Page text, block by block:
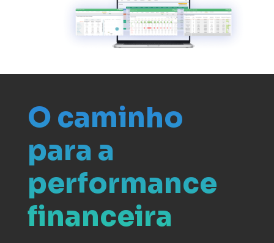
O caminho
para a
performance
financeira